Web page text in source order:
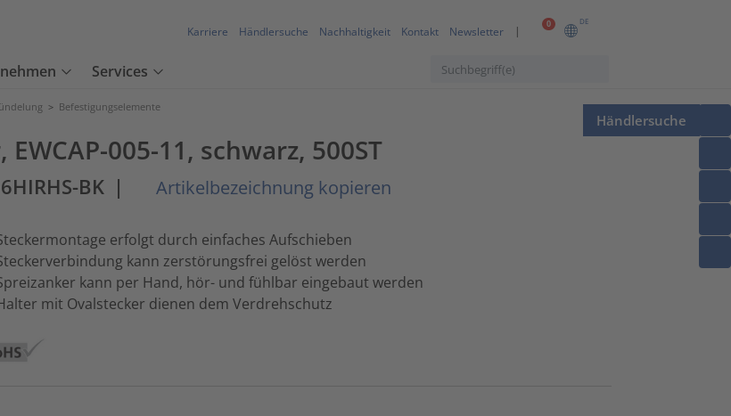
0 DE
Karriere Händlersuche Nachhaltigkeit Kontakt Newsletter
Services
Händlersuche
> Befestigungselemente
005-11, schwarz, 500ST
BK | Artikelbezeichnung kopieren
erfolgt durch einfaches Aufschieben
kann zerstörungsfrei gelöst werden
kann per Hand, hör- und fühlbar eingebaut werden
mit Ovalstecker dienen dem Verdrehschutz